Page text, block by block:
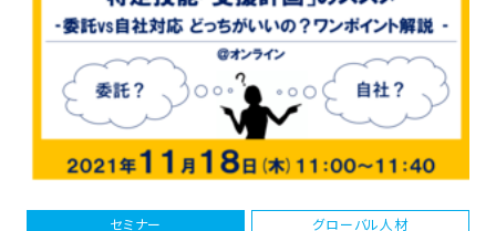
セミナー グローバル人材